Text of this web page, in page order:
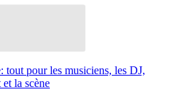
tout pour les musiciens, les DJ,
et la scène